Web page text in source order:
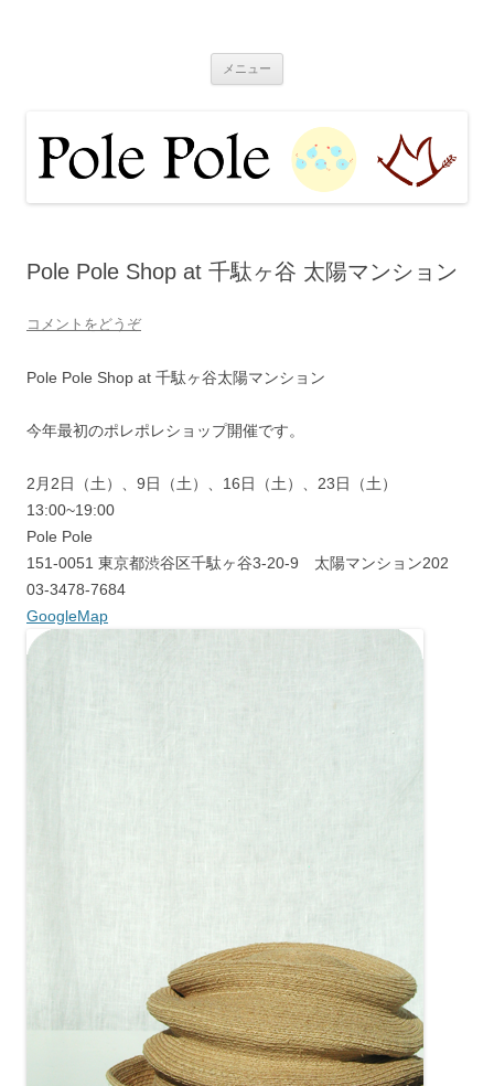
メニュー
へ
移
動
Pole Pole Shop at 千駄ヶ谷 太陽マンション
コメントをどうぞ
Pole Pole Shop at 千駄ヶ谷太陽マンション
今年最初のポレポレショップ開催です。
2月2日（土）、9日（土）、16日（土）、23日（土）
13:00~19:00
Pole Pole
151-0051 東京都渋谷区千駄ヶ谷3-20-9 太陽マンション202
03-3478-7684
GoogleMap